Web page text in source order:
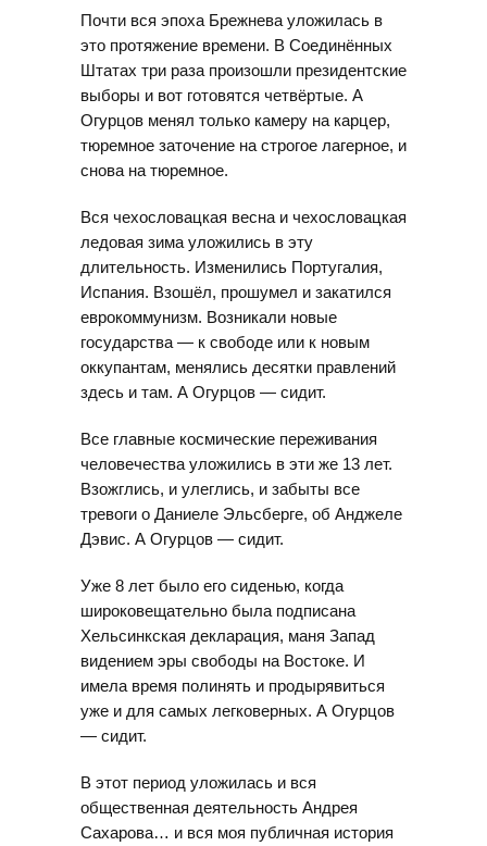
Почти вся эпоха Брежнева уложилась в
это протяжение времени. В Соединённых
Штатах три раза произошли президентские
выборы и вот готовятся четвёртые. А
Огурцов менял только камеру на карцер,
тюремное заточение на строгое лагерное, и
снова на тюремное.
Вся чехословацкая весна и чехословацкая
ледовая зима уложились в эту
длительность. Изменились Португалия,
Испания. Взошёл, прошумел и закатился
еврокоммунизм. Возникали новые
государства — к свободе или к новым
оккупантам, менялись десятки правлений
здесь и там. А Огурцов — сидит.
Все главные космические переживания
человечества уложились в эти же 13 лет.
Взожглись, и улеглись, и забыты все
тревоги о Даниеле Эльсберге, об Анджеле
Дэвис. А Огурцов — сидит.
Уже 8 лет было его сиденью, когда
широковещательно была подписана
Хельсинкская декларация, маня Запад
видением эры свободы на Востоке. И
имела время полинять и продырявиться
уже и для самых легковерных. А Огурцов
— сидит.
В этот период уложилась и вся
общественная деятельность Андрея
Сахарова… и вся моя публичная история